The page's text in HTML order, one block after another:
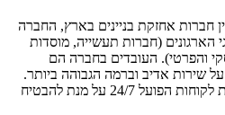
חברות אחזקת בניינים בארץ, החברה
הארגונים (חברות תעשייה, מוסדות
והפרטי). העובדים בחברה הם
על שירות אדיב וברמה הגבוהה ביותר.
חברת מוריה מפעילה מוקד שירות לקוחות הפועל 24/7 על מנת להבטיח